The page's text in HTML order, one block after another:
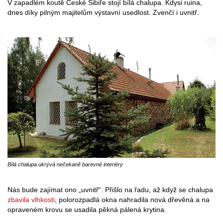
V zapadlém koutě České Sibiře stojí bílá chalupa. Kdysi ruina,
dnes díky pilným majitelům výstavní usedlost. Zvenčí i uvnitř.
Bílá chalupa ukrývá nečekaně barevné interiéry
Nás bude zajímat ono „uvnitř“. Přišlo na řadu, až když se chalupa
zbavila vlhkosti , polorozpadlá okna nahradila nová dřevěná a na
opraveném krovu se usadila pěkná pálená krytina.